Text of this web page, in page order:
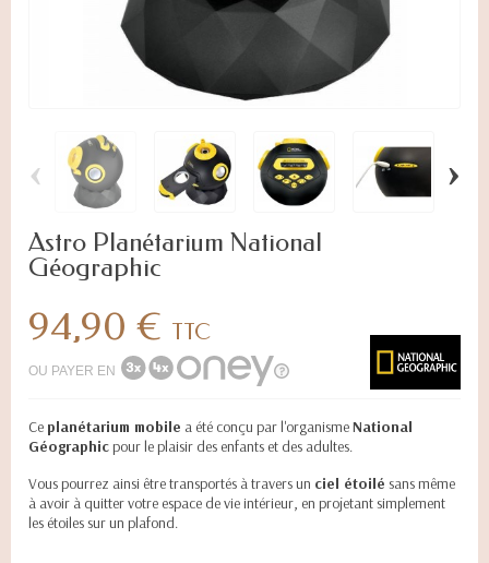
‹ ›
Astro Planétarium National
Géographic
94,90 € TTC
OU PAYER EN
Ce planétarium mobile a été conçu par l'organismeNational
Géographicpour le plaisir des enfants et des adultes.
Vous pourrez ainsi être transportés à travers un ciel étoilé sans même
à avoir à quitter votre espace de vie intérieur, en projetant simplement
les étoiles sur un plafond.